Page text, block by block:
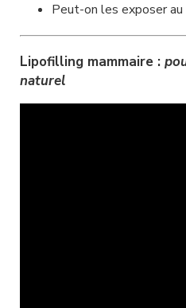
Peut-on les exposer
Lipofilling mammaire :
naturel